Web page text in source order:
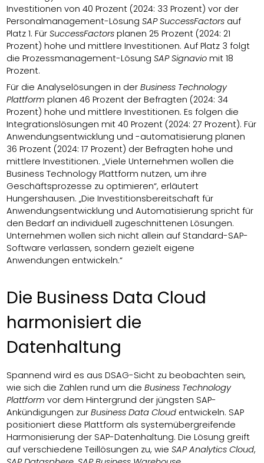
Investitionen von 40 Prozent (2024: 33 Prozent) vor der
Personalmanagement-LösungSAP SuccessFactors auf
Platz 1. FürSuccessFactors planen 25 Prozent (2024: 21
Prozent) hohe und mittlere Investitionen. Auf Platz 3 folgt
die Prozessmanagement-LösungSAP Signavio mit 18
Prozent.
Für die Analyselösungen in derBusiness Technology
Plattform planen 46 Prozent der Befragten (2024: 34
Prozent) hohe und mittlere Investitionen. Es folgen die
Integrationslösungen mit 40 Prozent (2024: 27 Prozent). Für
Anwendungsentwicklung und -automatisierung planen
36 Prozent (2024: 17 Prozent) der Befragten hohe und
mittlere Investitionen. „Viele Unternehmen wollen die
Business Technology Plattform nutzen, um ihre
Geschäftsprozesse zu optimieren“, erläutert
Hungershausen. „Die Investitionsbereitschaft für
Anwendungsentwicklung und Automatisierung spricht für
den Bedarf an individuell zugeschnittenen Lösungen.
Unternehmen wollen sich nicht allein auf Standard-SAP-
Software verlassen, sondern gezielt eigene
Anwendungen entwickeln.“
Die Business Data Cloud
harmonisiert die
Datenhaltung
Spannend wird es aus DSAG-Sicht zu beobachten sein,
wie sich die Zahlen rund um dieBusiness Technology
Plattform vor dem Hintergrund der jüngsten SAP-
Ankündigungen zurBusiness Data Cloud entwickeln. SAP
positioniert diese Plattform als systemübergreifende
Harmonisierung der SAP-Datenhaltung. Die Lösung greift
auf verschiedene Teillösungen zu, wieSAP Analytics Cloud,